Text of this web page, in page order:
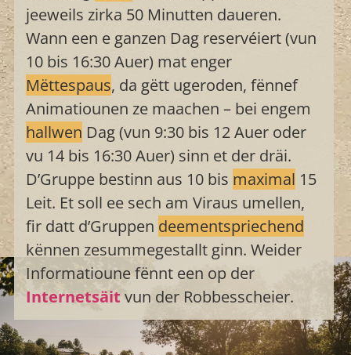
jeeweils zirka 50 Minutten daueren.
Wann een e ganzen Dag reservéiert (vun
10 bis 16:30 Auer) mat enger
Mëttespaus, da gëtt ugeroden, fënnef
Animatiounen ze maachen – bei engem
hallwen Dag (vun 9:30 bis 12 Auer oder
vu 14 bis 16:30 Auer) sinn et der dräi.
D’Gruppe bestinn aus 10 bis maximal 15
Leit. Et soll ee sech am Viraus umellen,
fir datt d’Gruppen deementspriechend
kënnen zesummegestallt ginn. Weider
Informatioune fënnt een op der
Internetsäit vun der Robbesscheier.